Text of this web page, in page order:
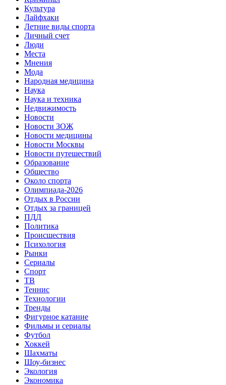
Культура
Лайфхаки
Летние виды спорта
Личный счет
Люди
Места
Мнения
Мода
Народная медицина
Наука
Наука и техника
Недвижимость
Новости
Новости ЗОЖ
Новости медицины
Новости Москвы
Новости путешествий
Образование
Общество
Около спорта
Олимпиада-2026
Отдых в России
Отдых за границей
ПДД
Политика
Происшествия
Психология
Рынки
Сериалы
Спорт
ТВ
Теннис
Технологии
Тренды
Фигурное катание
Фильмы и сериалы
Футбол
Хоккей
Шахматы
Шоу-бизнес
Экология
Экономика